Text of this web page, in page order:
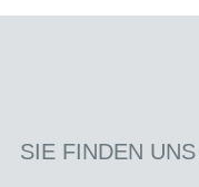
SIE FINDEN